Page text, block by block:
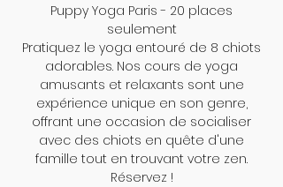
Puppy Yoga Paris - 20 places
seulement
Pratiquez le yoga entouré de 8 chiots
adorables. Nos cours de yoga
amusants et relaxants sont une
expérience unique en son genre,
offrant une occasion de socialiser
avec des chiots en quête d'une
famille tout en trouvant votre zen.
Réservez !